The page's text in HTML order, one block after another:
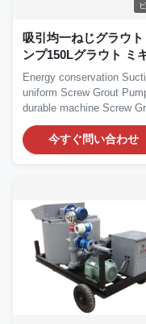
吸引均一ねじグラウト
ンプ150Lグラウト ミ
ーおよびポンプ
Energy conservation
uniform Screw Grout
durable machine Screw
Pump Structure...
今すぐ問い合わせ